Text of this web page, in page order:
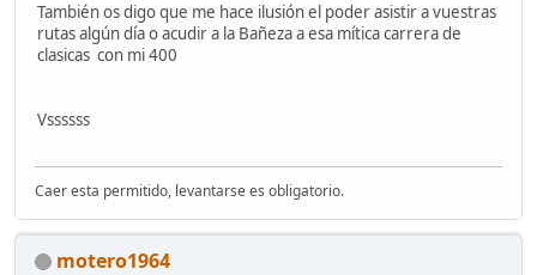
También os digo que me hace ilusión el poder asistir a vuestras
rutas algún día o acudir a la Bañeza a esa mítica carrera de
clasicas con mi 400
Vssssss
Caer esta permitido, levantarse es obligatorio.
motero1964